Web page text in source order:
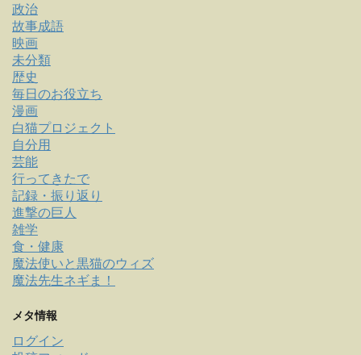
政治
故事成語
映画
未分類
歴史
毎日のお役立ち
漫画
白猫プロジェクト
自分用
芸能
行ってきたで
記録・振り返り
進撃の巨人
雑学
食・健康
魔法使いと黒猫のウィズ
魔法先生ネギま！
メタ情報
ログイン